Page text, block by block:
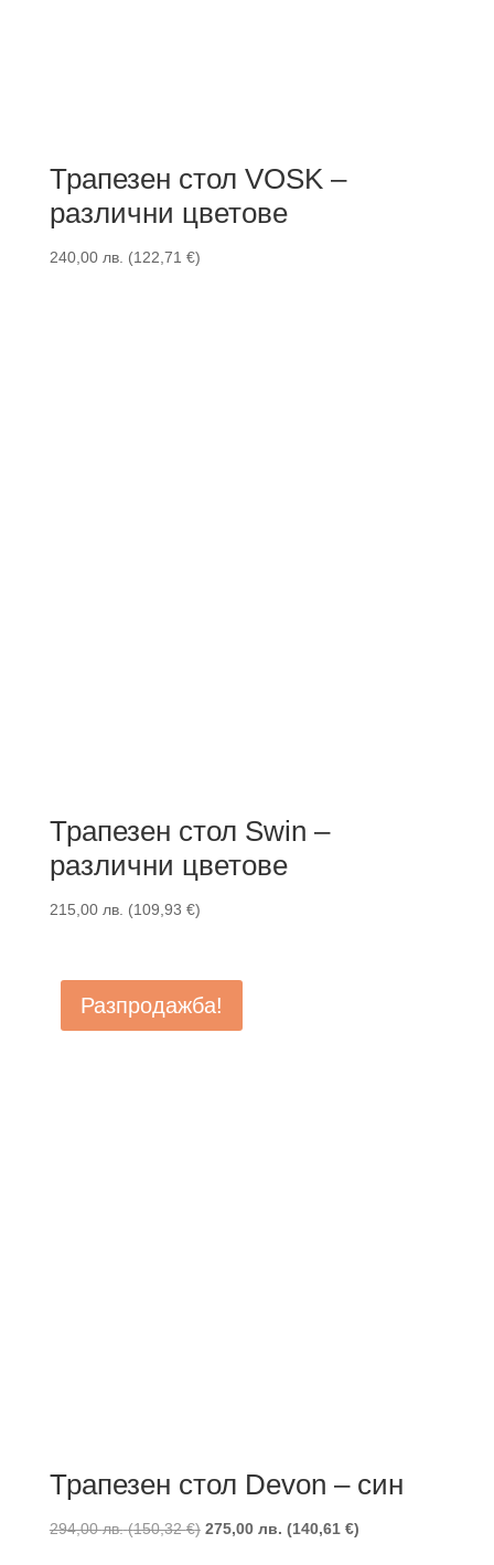
Трапезен стол VOSK –
различни цветове
240,00 лв. (122,71 €)
Трапезен стол Swin –
различни цветове
215,00 лв. (109,93 €)
Разпродажба!
Трапезен стол Devon – син
294,00лв. (150,32€) 275,00 лв. (140,61 €)